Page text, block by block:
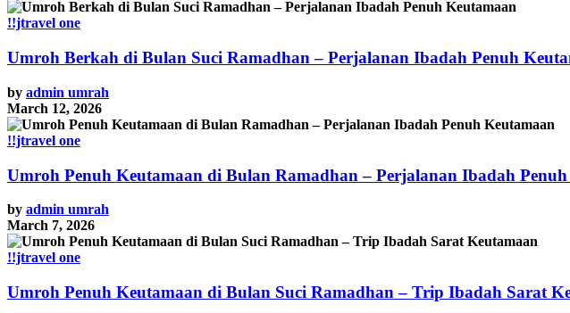
!!jtravel one
Umroh Berkah di Bulan Suci Ramadhan – Perjalanan Ibadah Penuh
by admin umrah
March 12, 2026
!!jtravel one
Umroh Penuh Keutamaan di Bulan Ramadhan – Perjalanan Ibadah
by admin umrah
March 7, 2026
!!jtravel one
Umroh Penuh Keutamaan di Bulan Suci Ramadhan – Trip Ibadah Sarat